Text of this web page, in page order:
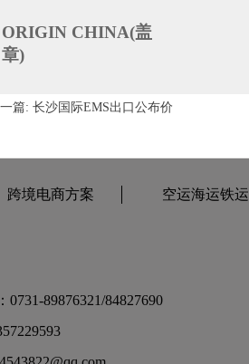
ORIGIN CHINA(盖
章)
篇: 长沙国际EMS出口公布价
跨境电商方案 空运海运铁运
0731-89876321/84827690